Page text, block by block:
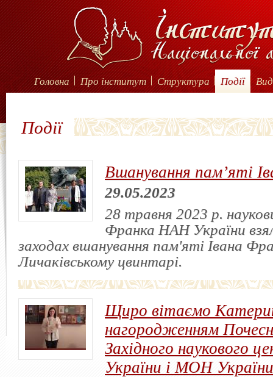
Головна Про інститут Структура Події
Події
Вшанування пам’яті
29.05.2023
28 травня 2023 р.
Франка НАН України
заходах вшанування пам'яті Івана
Личаківському цвинтарі.
Щиро вітаємо
нагородженням
Західного наукового
України і МОН